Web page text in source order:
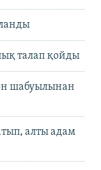
талап қойды
шабуылынан
алты адам